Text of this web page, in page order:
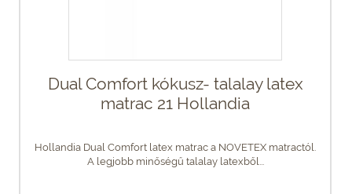
Dual Comfort kókusz- talalay latex
matrac 21 Hollandia
Hollandia Dual Comfort latex matrac a NOVETEX matractól.
A legjobb minőségű talalay latexből...